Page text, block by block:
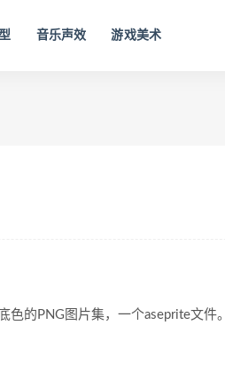
音乐声效 游戏美术
的PNG图片集，一个aseprite文件。